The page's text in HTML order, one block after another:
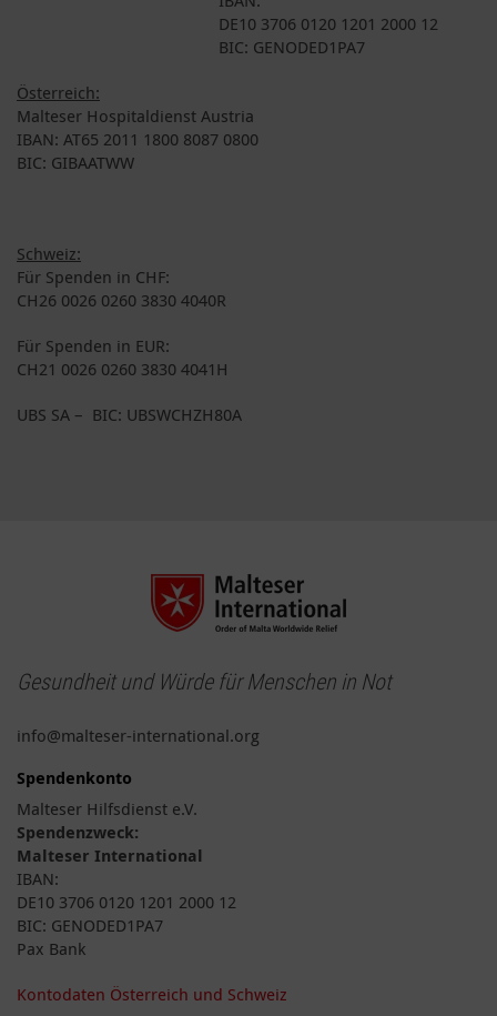
DE10 3706 0120 1201 2000 12
BIC: GENODED1PA7
Österreich:
Malteser Hospitaldienst Austria
IBAN: AT65 2011 1800 8087 0800
BIC: GIBAATWW
Schweiz:
Für Spenden in CHF:
CH26 0026 0260 3830 4040R
Für Spenden in EUR:
CH21 0026 0260 3830 4041H
UBS SA – BIC: UBSWCHZH80A
Gesundheit und Würde für Menschen in Not
info@malteser-international.org
Spendenkonto
Malteser Hilfsdienst e.V.
Spendenzweck:
Malteser International
IBAN:
DE10 3706 0120 1201 2000 12
BIC: GENODED1PA7
Pax Bank
Kontodaten Österreich und Schweiz